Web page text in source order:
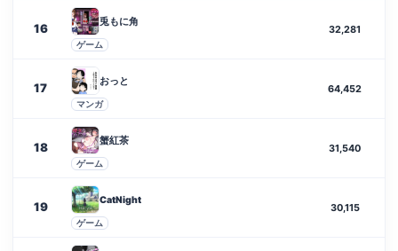
16 兎もに角
ゲーム
32,281
17 おっと
マンガ
64,452
18 蟹紅茶
ゲーム
31,540
19 CatNight
ゲーム
30,115